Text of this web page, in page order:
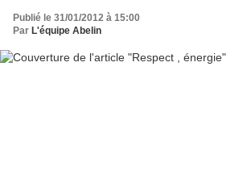
Publié le 31/01/2012 à 15:00
Par L'équipe Abelin